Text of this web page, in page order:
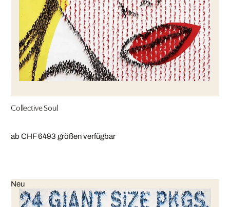
Collective Soul
ab CHF 6493 größen verfügbar
Neu